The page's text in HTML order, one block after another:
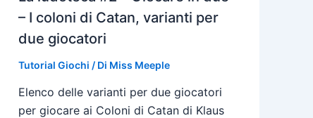
– I coloni di Catan, varianti per
due giocatori
Tutorial Giochi / Di Miss Meeple
Elenco delle varianti per due giocatori
per giocare ai Coloni di Catan di Klaus